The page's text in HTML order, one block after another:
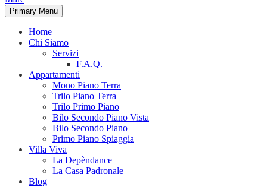
Primary Menu
Home
Chi Siamo
Servizi
F.A.Q.
Appartamenti
Mono Piano Terra
Trilo Piano Terra
Trilo Primo Piano
Bilo Secondo Piano Vista
Bilo Secondo Piano
Primo Piano Spiaggia
Villa Viva
La Depèndance
La Casa Padronale
Blog